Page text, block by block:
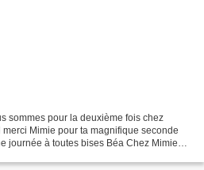
sommes pour la deuxième fois chez
Mimie pour ta magnifique seconde
journée à toutes bises Béa Chez Mimie